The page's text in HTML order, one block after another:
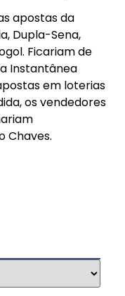
apostas da
Dupla-Sena,
Ficariam de
Instantânea
em loterias
os vendedores
Chaves.